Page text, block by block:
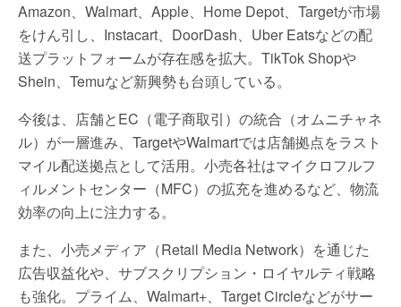
Amazon、Walmart、Apple、Home Depot、Targetが市場
をけん引し、Instacart、DoorDash、Uber Eatsなどの配
送プラットフォームが存在感を拡大。TikTok Shopや
Shein、Temuなど新興勢も台頭している。
今後は、店舗とEC（電子商取引）の統合（オムニチャネ
ル）が一層進み、TargetやWalmartでは店舗拠点をラスト
マイル配送拠点として活用。小売各社はマイクロフルフ
ィルメントセンター（MFC）の拡充を進めるなど、物流
効率の向上に注力する。
また、小売メディア（Retail Media Network）を通じた
広告収益化や、サブスクリプション・ロイヤルティ戦略
も強化。プライム、Walmart+、Target Circleなどがサー